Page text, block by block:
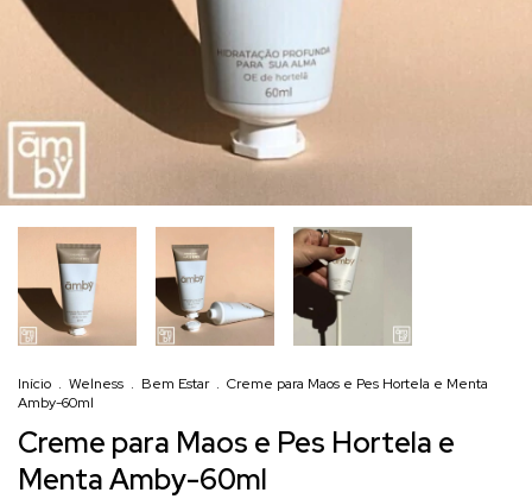
Início . Welness . Bem Estar . Creme para Maos e Pes Hortela e Menta
Amby-60ml
Creme para Maos e Pes Hortela e
Menta Amby-60ml